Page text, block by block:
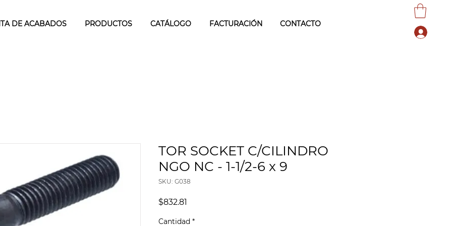
DE ACABADOS PRODUCTOS CATÁLOGO FACTURACIÓN CONTACTO
TOR SOCKET C/CILINDRO
NGO NC - 1-1/2-6 x 9
SKU: G038
$832.81
Cantidad *